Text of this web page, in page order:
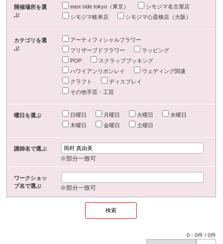
開催場所を選
ぶ
east side tokyo（東京）
シモジマ名古屋店
シモジマ岐阜店
シモジマ心斎橋店（大阪）
カテゴリを選
ぶ
アーティフィシャルフラワー
プリザーブドフラワー
ラッピング
POP
スクラップブッキング
ハワイアンリボンレイ
ウェディング関連
クラフト
ディスプレイ
その他手芸・工芸
曜日を選ぶ 日曜日 月曜日 火曜日
水曜日
木曜日
金曜日 土曜日
講師名で選ぶ
※部分一致可
ワークショッ
プ名で選ぶ
※部分一致可
0 -0件 /0件